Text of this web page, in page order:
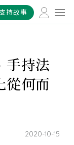
支持故事
手持法
何而
2020-10-15